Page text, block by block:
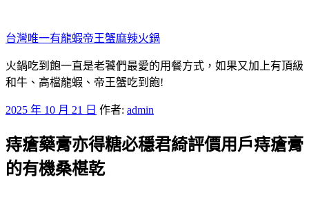
至
主
要
內
台灣唯一有龍蝦帝王蟹麻辣火鍋
火鍋吃到飽一直是老饕們最愛的用餐方式，如果又加上有頂級
和牛、高檔龍蝦、帝王蟹吃到飽!
發
於
2025 年 10 月 21 日 作者: admin
痔瘡藥膏亦得糖必穩君綺評價用戶痔瘡膏
的有機桑椹乾